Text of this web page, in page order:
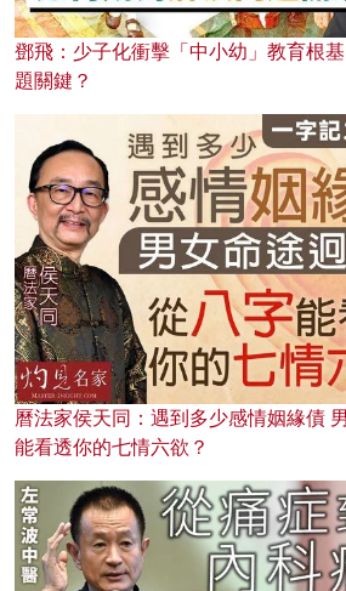
鄧飛：少子化衝擊「中小幼」教育根
題關鍵？
曆法家侯天同：遇到多少感情姻緣債
能看透你的七情六欲？